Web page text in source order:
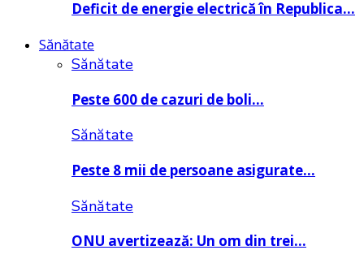
Deficit de energie electrică în Republica…
Sănătate
Sănătate
Peste 600 de cazuri de boli…
Sănătate
Peste 8 mii de persoane asigurate…
Sănătate
ONU avertizează: Un om din trei…